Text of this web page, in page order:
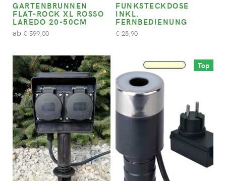
GARTENBRUNNEN
FLAT-ROCK XL ROSSO
LAREDO 20-50CM
ab € 599,00
FUNKSTECKDOSE
INKL.
FERNBEDIENUNG
€ 28,90
Top